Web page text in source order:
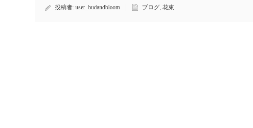
投稿者: user_budandbloom ブログ, 花束